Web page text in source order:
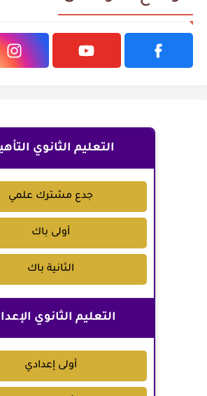
التعليم الثانوي
جدع مشترك علمي
أولى باك
الثانية باك
التعليم الثانوي
أولى إعدادي